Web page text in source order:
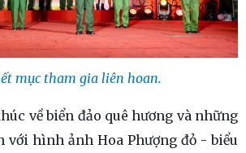
mục tham gia liên hoan.
về biển đảo quê hương và những
với hình ảnh Hoa Phượng đỏ - biểu